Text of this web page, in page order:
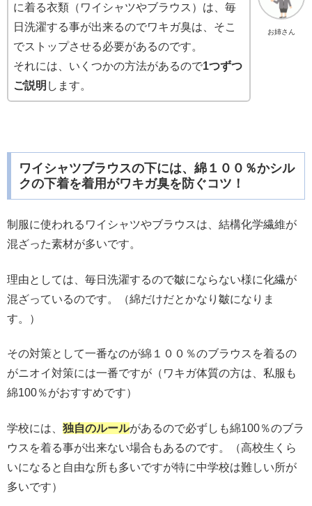
お姉さん
に着る衣類（ワイシャツやブラウス）は、毎
日洗濯する事が出来るのでワキガ臭は、そこ
でストップさせる必要があるのです。
それには、いくつかの方法があるので1つずつ
ご説明 します。
ワイシャツブラウスの下には、綿１００％かシル
クの下着を着用がワキガ臭を防ぐコツ！
制服に使われるワイシャツやブラウスは、結構化学繊維が
混ざった素材が多いです。
理由としては、毎日洗濯するので皺にならない様に化繊が
混ざっているのです。（綿だけだとかなり皺になりま
す。）
その対策として一番なのが綿１００％のブラウスを着るの
がニオイ対策には一番ですが（ワキガ体質の方は、私服も
綿100％がおすすめです）
学校には、 独自のルールがあるので必ずしも綿100％のブラ
ウスを着る事が出来ない場合もあるのです。（高校生くら
いになると自由な所も多いですが特に中学校は難しい所が
多いです）